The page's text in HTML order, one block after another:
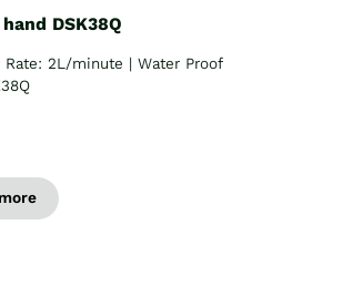
DSK38Q
Rate: 2L/minute | Water Proof